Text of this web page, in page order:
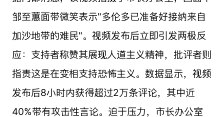
邹至蕙面带微笑表示"多伦多已准备好接纳来自
加沙地带的难民"。视频发布后立即引发两极反
应：支持者称赞其展现人道主义精神，批评者则
指责这是在变相支持恐怖主义。数据显示，视频
发布后8小时内获得超过2万条评论，其中近
40%带有攻击性言论。迫于压力，市长办公室